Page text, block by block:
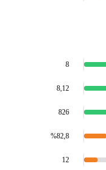
8
8,12
826
%82,8
12